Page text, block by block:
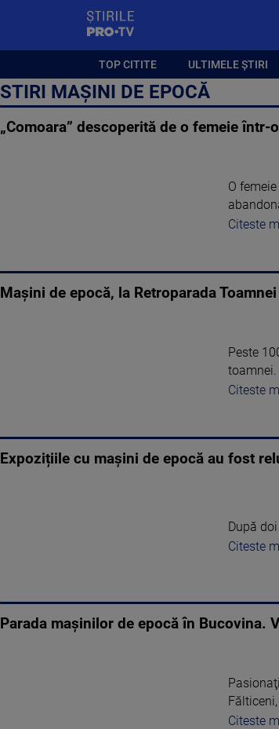
TOP CITITE ULTIMELE ȘTIRI
STIRI MAȘINI DE EPOCĂ
„Comoara” descoperită de o femeie
O
Citeste
Mașini de epocă, la Retroparada
Peste
toamnei.
Citeste
Expozițiile cu mașini de epocă au fost
După
Citeste
Parada maşinilor de epocă în Bucovina.
Fălticeni,
Citeste